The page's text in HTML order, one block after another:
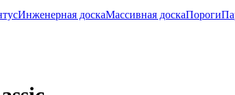
Инженерная доскаМассивная доскаПороги